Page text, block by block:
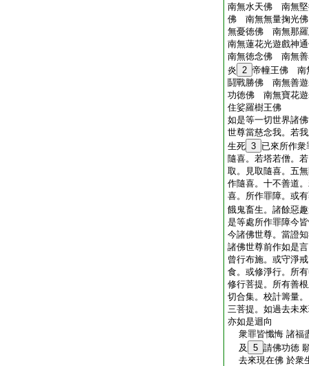
南無水天佛 南無
佛 南無無量掬光
無憂徳佛 南無那
南無蓮花光遊戲神
南無徳念佛 南無
炎 2 帝幢王佛 南
鬪戰勝佛 南無善
功徳佛 南無寶花
住娑羅樹王佛
如是等一切世界諸
世尊當慈念我。若
生死 3 已來所作
隨喜。若塔若僧。
取。見取隨喜。五
作隨喜。十不善道
喜。所作罪障。或
餓鬼畜生。諸餘惡
是等處所作罪障今
今諸佛世尊。當證
諸佛世尊前作如是
曾行布施。或守淨
食。或修淨行。所
修行菩提。所有善
切合集。校計籌量
三菩提。如過去未
亦如是迴向
衆罪皆懺悔 諸福
及
5 請佛功徳
去來現在佛 於衆